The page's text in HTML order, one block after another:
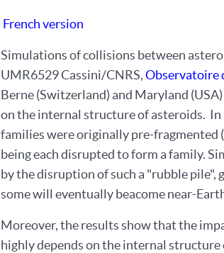
French version
Simulations of collisions between
UMR6529 Cassini/CNRS, Observatoire
Berne (Switzerland) and Maryland
on the internal structure of asteroids.
families were originally pre-
being each disrupted to form a family.
by the disruption of such a "rubble pile",
some will eventually beacome near-
Moreover, the results show that the
highly depends on the internal